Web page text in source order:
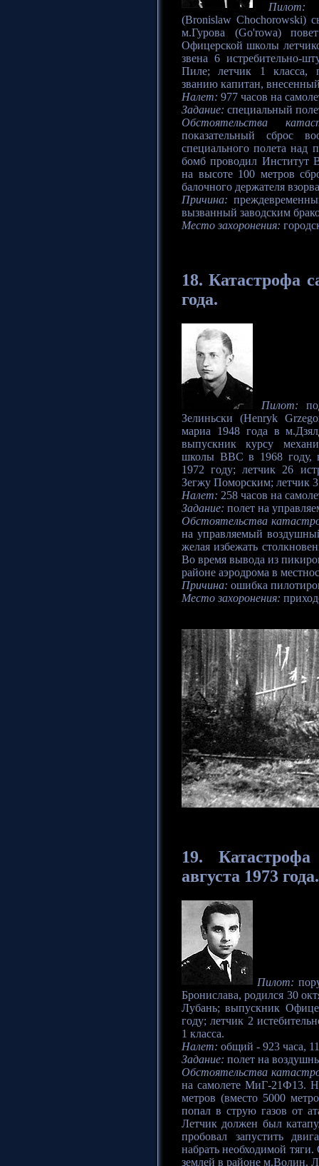
Пилот:
(Bronislaw Chochorowski)
м.Гурова (Go'rowa)
Офицерской школы
звена 6 истребительно-
Пиле; летчик 1 класса,
званию капитан,
Налет: 977 часов на
Задание: специальный
Обстоятельства
показательный сброс
специального полета
бомб проводил Институт
на высоте 100 метров
балочного держателя
Причина:
вызванный заводским
Место захоронения:
18.Катастрофа
года.
Пилот:
Зелиньски (Henryk
мариа 1948 года в
выпускник курсу
школы ВВС в 1968 году,
1972 году; летчик 26
Зегжу Поморским; летчик 3
Налет: 258 часов на
Задание: полет на
Обстоятельства
на управляемый
желая избежать
Во время вывода из
районе аэродрома в
Причина: ошибка
Место захоронения:
19.Катастрофа
августа 1973 года.
Пилот:
Бронислава, родился 30
Лубань; выпускник
году; летчик 2
1 класса.
Налет: общий - 923 часа,
Задание: полет на
Обстоятельства
на самолете МиГ-21Ф13.
метров (вместо 5000
попал в струю газов от
Летчик должен был
пробовал запустить
набрать необходимой
землей в районе м.Волин.